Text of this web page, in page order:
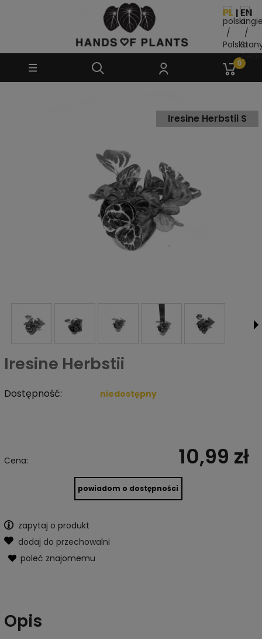
Iresine Herbstii S
Iresine Herbstii
Dostępność: niedostępny
Cena: 10,99 zł
powiadom o dostępności
zapytaj o produkt
dodaj do przechowalni
poleć znajomemu
Opis